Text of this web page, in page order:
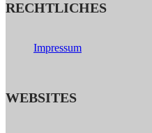
RECHTLICHES
Impressum
WEBSITES